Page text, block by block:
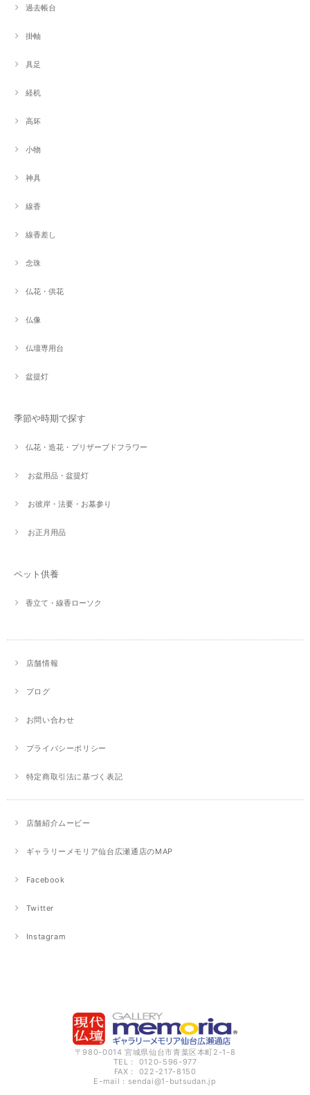
過去帳台
掛軸
具足
経机
高坏
小物
神具
線香
線香差し
念珠
仏花・供花
仏像
仏壇専用台
盆提灯
季節や時期で探す
仏花・造花・プリザーブドフラワー
お盆用品・盆提灯
お彼岸・法要・お墓参り
お正月用品
ペット供養
香立て・線香ローソク
店舗情報
ブログ
お問い合わせ
プライバシーポリシー
特定商取引法に基づく表記
店舗紹介ムービー
ギャラリーメモリア仙台広瀬通店のMAP
Facebook
Twitter
Instagram
〒980-0014 宮城県仙台市青葉区本町2-1-8
TEL： 0120-596-977
FAX： 022-217-8150
E-mail： sendai@1-butsudan.jp